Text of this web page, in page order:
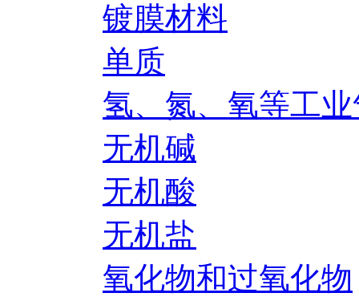
镀膜材料
单质
氢、氮、氧等工
无机碱
无机酸
无机盐
氧化物和过氧化物